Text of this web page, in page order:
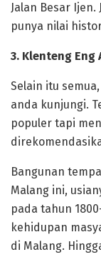
Jalan Besar
punya nilai
3. Klenteng Eng
Selain itu
anda kunjungi.
populer tapi
Bangunan
Malang ini,
pada tahun
kehidupan
di Malang.